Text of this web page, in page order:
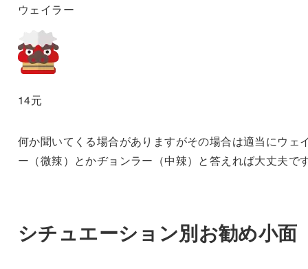
ウェイラー
14元
何か聞いてくる場合がありますがその場合は適当にウェ
ー（微辣）とかヂョンラー（中辣）と答えれば大丈夫で
シチュエーション別お勧め小面